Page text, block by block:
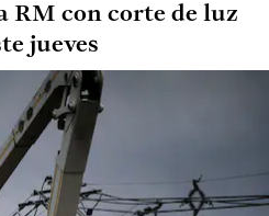
RM con corte de luz
jueves